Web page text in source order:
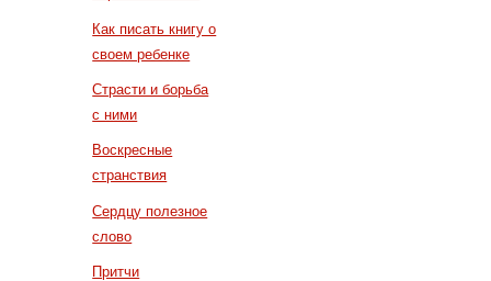
Как писать книгу о
своем ребенке
Страсти и борьба
с ними
Воскресные
странствия
Сердцу полезное
слово
Притчи